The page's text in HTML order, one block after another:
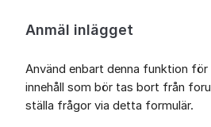
Anmäl inlägget
Använd enbart denna funktion
innehåll som bör tas bort från
ställa frågor via detta formulär.